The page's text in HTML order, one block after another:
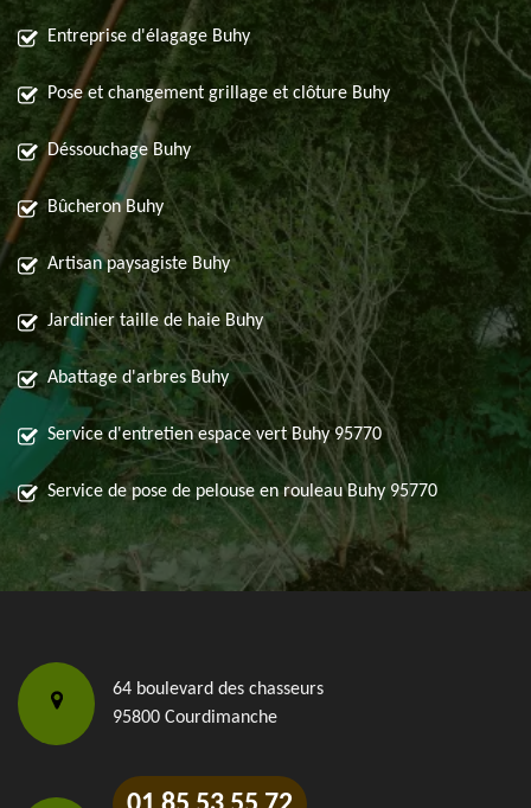
Entreprise d'élagage Buhy
Pose et changement grillage et clôture Buhy
Déssouchage Buhy
Bûcheron Buhy
Artisan paysagiste Buhy
Jardinier taille de haie Buhy
Abattage d'arbres Buhy
Service d'entretien espace vert Buhy 95770
Service de pose de pelouse en rouleau Buhy 95770
64 boulevard des chasseurs
95800 Courdimanche